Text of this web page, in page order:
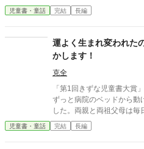
れ、“王子様”の腕の中に閉じ込められ。
う状況なんですか!? 静かな場所が好きで大人しめな地味子ちゃ
ゆい） × 文武両道な学園の王子様 実は、好きな子を誰より
も独り占めしたがり……？ 氷堂秦斗（ひょうどうかなと） 最
初は【仮】のはずだった。 「結衣さん……って呼んでもいい？
だから、俺のことも名前で呼んでほし
したから、ちょっとだけ抱きしめら
さんのことが好きだったし、 今もどうしようもないくら
なんだ。」 ……でもいつの間にか、どうしようもないくらい溺
れていた。
児童書・童話 完結 長編
運よく生まれ変われた
かします！
克全
「第1回きずな児童書大賞
ずっと病院のベッドから動
した。両親と両祖父母は
したが、叶えてあげられま
奇跡を起こせなかったので
児童書・童話 完結 長編